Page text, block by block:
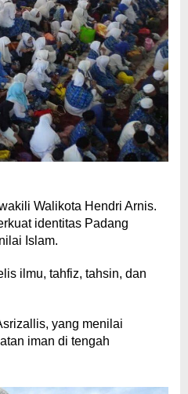
Walikota Hendri Arnis.
identitas Padang
Islam.
ilmu, tahfiz, tahsin, dan
yang menilai
iman di tengah